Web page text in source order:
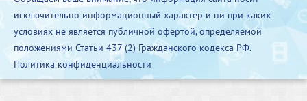
исключительно информационный характер и ни при каких
условиях не является публичной офертой, определяемой
положениями Статьи 437 (2) Гражданского кодекса РФ.
Политика конфиденциальности